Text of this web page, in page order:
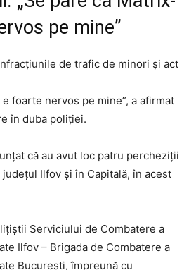
pe mine”
de trafic de minori şi act
foarte nervos pe mine”, a afirmat
în duba poliției.
că au avut loc patru percheziţii
Ilfov şi în Capitală, în acest
Serviciului de Combatere a
Ilfov – Brigada de Combatere a
Bucureşti, împreună cu